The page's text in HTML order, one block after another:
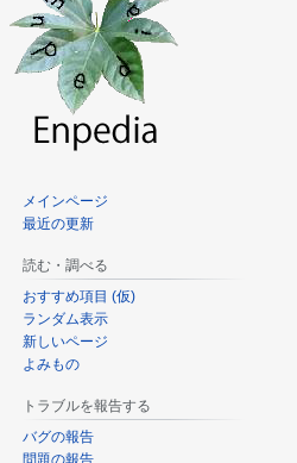
メインページ
最近の更新
読む・調べる
おすすめ項目 (仮)
ランダム表示
新しいページ
よみもの
トラブルを報告する
バグの報告
問題の報告